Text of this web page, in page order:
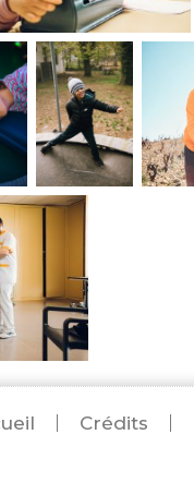
Crédits